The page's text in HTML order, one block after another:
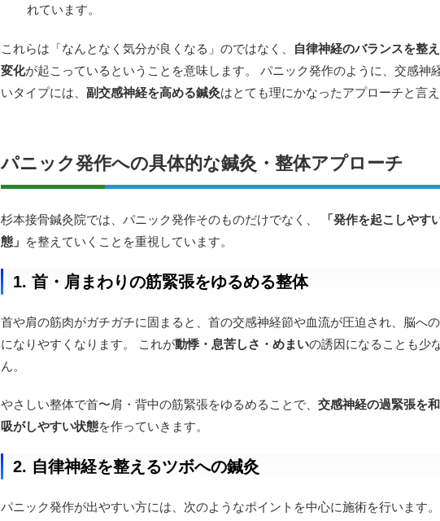
れています。
これらは「なんとなく気分が良くなる」のではなく、
自律神経のバランスを整
変化が起こっているということを意味します。 パニック発作のように、交感神
いタイプには、 副交感神経を高める鍼灸はとても理にかなったアプローチと言え
パニック発作への具体的な鍼灸・整体アプローチ
杉本接骨鍼灸院では、パニック発作そのものだけでなく、
「発作を起こしやす
態」 を整えていくことを重視しています。
1. 首・肩まわりの筋緊張をゆるめる整体
首や肩の筋肉がガチガチに固まると、首の交感神経節や血流が圧迫され、脳へ
になりやすくなります。 これが動悸・息苦しさ・めまいの誘因になることも少
ん。
やさしい整体で首〜肩・背中の筋緊張をゆるめることで、 交感神経の過緊張を
吸がしやすい状態を作っていきます。
2. 自律神経を整えるツボへの鍼灸
パニック発作が出やすい方には、次のようなポイントを中心に施術を行います。